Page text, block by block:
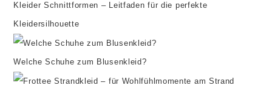
Kleider Schnittformen – Leitfaden für die perfekte
Kleidersilhouette
Welche Schuhe zum Blusenkleid?